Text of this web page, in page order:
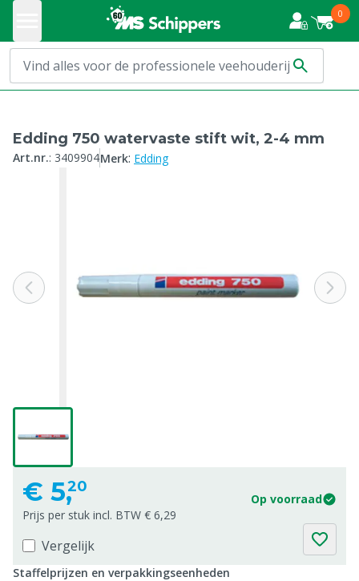
0
Edding 750 watervaste stift wit, 2-4 mm
Art.nr.: 3409904Merk: Edding
€ 5,20
Op voorraad
Prijs per stuk incl. BTW € 6,29
Vergelijk
Staffelprijzen en verpakkingseenheden